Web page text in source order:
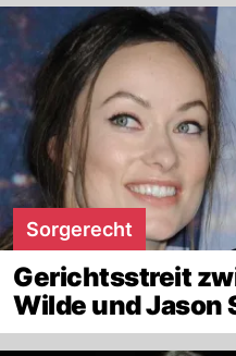
Sorgerecht
Gerichtsstreit
Wilde und Jason